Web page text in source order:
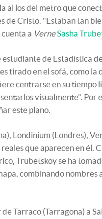
al los del metro que
de Cristo. "Estaban tan
a VerneSasha
de Estadística
tirado en el sofá, como la
centrarse en su tiempo
visualmente". Por
este plano.
Londinium (Londres),
que aparecen en él.
Trubetskoy se ha
combinando nombres
Tarraco (Tarragona) a